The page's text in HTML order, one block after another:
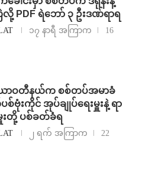
လို့ PDF ရဲဘော် ၃ ဦးဒဏ်ရာရ
၁၇ နာရီ အကြာက
16
ာဝတီနယ်က စစ်တပ်အမာခံ
ဗုံးကိုင် အုပ်ချုပ်ရေးမှူးနဲ့ ရာ
တို့ ပစ်ခတ်ခံရ
၂ ရက် အကြာက
22